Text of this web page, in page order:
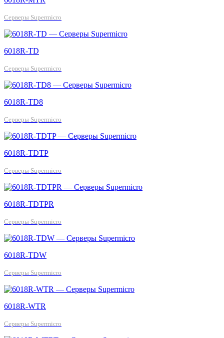
Серверы Supermicro
6018R-TD
Серверы Supermicro
6018R-TD8
Серверы Supermicro
6018R-TDTP
Серверы Supermicro
6018R-TDTPR
Серверы Supermicro
6018R-TDW
Серверы Supermicro
6018R-WTR
Серверы Supermicro